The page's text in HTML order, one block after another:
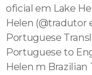
oficial em Lake
Helen (@tradutor
Portuguese
Portuguese to
Helen m Brazilian